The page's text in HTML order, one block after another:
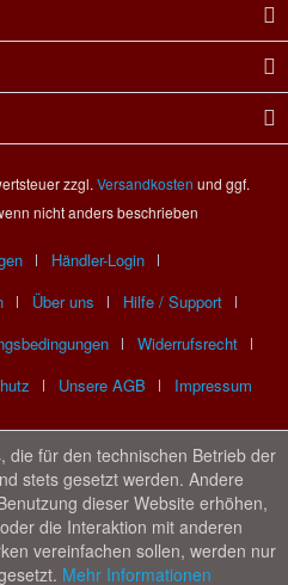
zzgl. Versandkosten und ggf.
nicht anders beschrieben
Händler-Login
Über uns
Hilfe / Support
Widerrufsrecht
Unsere AGB Impressum
die für den technischen Betrieb der
stets gesetzt werden. Andere
dieser Website erhöhen,
die Interaktion mit anderen
vereinfachen sollen, werden nur
Mehr Informationen